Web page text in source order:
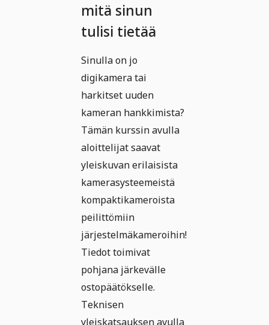
mitä sinun
tulisi tietää
Sinulla on jo
digikamera tai
harkitset uuden
kameran hankkimista?
Tämän kurssin avulla
aloittelijat saavat
yleiskuvan erilaisista
kamerasysteemeistä
kompaktikameroista
peilittömiin
järjestelmäkameroihin!
Tiedot toimivat
pohjana järkevälle
ostopäätökselle.
Teknisen
yleiskatsauksen avulla